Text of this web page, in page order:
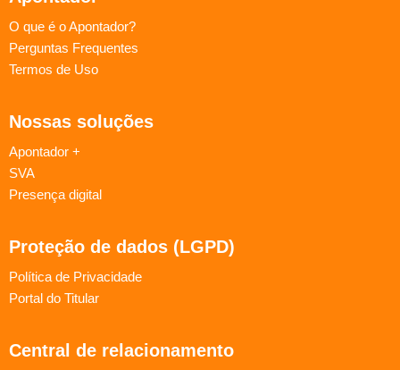
O que é o Apontador?
Perguntas Frequentes
Termos de Uso
Nossas soluções
Apontador +
SVA
Presença digital
Proteção de dados (LGPD)
Política de Privacidade
Portal do Titular
Central de relacionamento